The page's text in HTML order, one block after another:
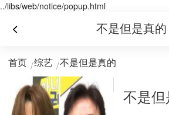
../libs/web/notice/popup.html
不是但是真的
首页 综艺 不是但是真的
不是